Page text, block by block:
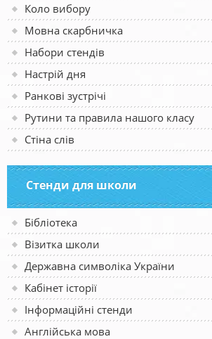
Коло вибору
Мовна скарбничка
Набори стендів
Настрій дня
Ранкові зустрічі
Рутини та правила нашого класу
Стіна слів
Стенди для школи
Бібліотека
Візитка школи
Державна символіка України
Кабінет історії
Інформаційні стенди
Англійська мова